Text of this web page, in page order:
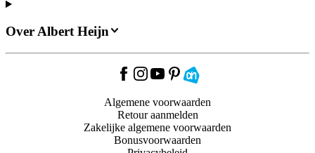
Over Albert Heijn
Algemene voorwaarden
Retour aanmelden
Zakelijke algemene voorwaarden
Bonusvoorwaarden